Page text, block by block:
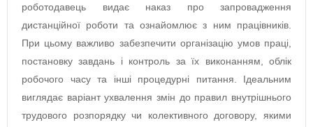
роботодавець видає наказ про запровадження
дистанційної роботи та ознайомлює з ним працівників.
При цьому важливо забезпечити організацію умов праці,
постановку завдань і контроль за їх виконанням, облік
робочого часу та інші процедурні питання. Ідеальним
виглядає варіант ухвалення змін до правил внутрішнього
трудового розпорядку чи колективного договору, якими